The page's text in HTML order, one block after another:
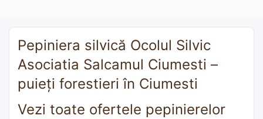
Pepiniera silvică Ocolul Silvic
Asociatia Salcamul Ciumesti –
puieți forestieri în Ciumesti
Vezi toate ofertele pepinierelor